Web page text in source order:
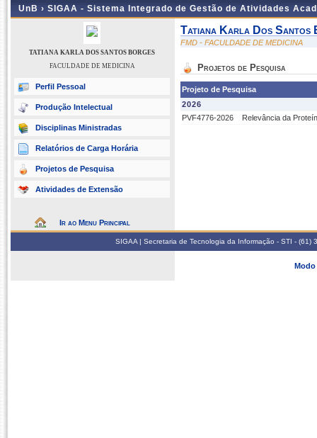
UnB › SIGAA - Sistema Integrado de Gestão de Atividades
TATIANA KARLA DOS SANTOS BORGES
FACULDADE DE MEDICINA
Perfil Pessoal
Produção Intelectual
Disciplinas Ministradas
Relatórios de Carga Horária
Projetos de Pesquisa
Atividades de Extensão
Ir ao Menu Principal
Tatiana Karla Dos Santos
FMD - FACULDADE DE MEDICINA
Projetos de Pesquisa
Projeto de Pesquisa
2026
PVF4776-2026
Relevância da
SIGAA | Secretaria de Tecnologia da Informação - STI -
Modo